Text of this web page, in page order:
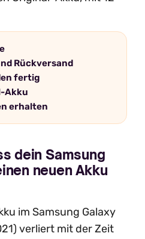
Rückversand
fertig
Akku
erhalten
dein Samsung
neuen Akku
im Samsung Galaxy
verliert mit der Zeit